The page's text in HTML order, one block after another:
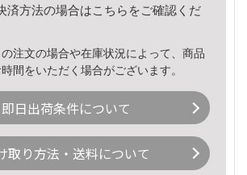
済方法の場合はこちら をご確認くだ
注文の場合や在庫状況によって、商品
間をいただく場合がございます。
即日出荷条件について
取り方法・送料について